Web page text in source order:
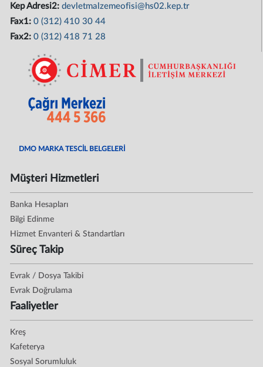
Kep Adresi2:devletmalzemeofisi@hs02.kep.tr
Fax1:0 (312) 410 30 44
Fax2:0 (312) 418 71 28
DMO MARKA TESCİL BELGELERİ
Müşteri Hizmetleri
Banka Hesapları
Bilgi Edinme
Hizmet Envanteri & Standartları
Süreç Takip
Evrak / Dosya Takibi
Evrak Doğrulama
Faaliyetler
Kreş
Kafeterya
Sosyal Sorumluluk